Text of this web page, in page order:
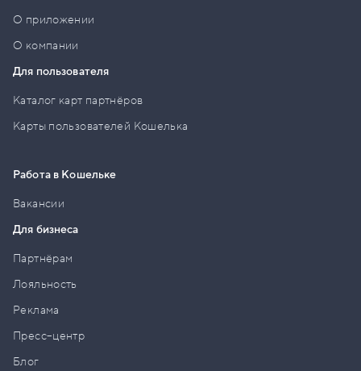
О приложении
О компании
Для пользователя
Каталог карт партнёров
Карты пользователей Кошелька
Работа в Кошельке
Вакансии
Для бизнеса
Партнёрам
Лояльность
Реклама
Пресс–центр
Блог